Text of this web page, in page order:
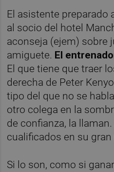
El asistente preparado
al socio del hotel
aconseja (ejem) sobre
amiguete. El
El que tiene que traer
derecha de Peter
tipo del que no se
otro colega en la
de confianza, la
cualificados en su gran
Si lo son, como si